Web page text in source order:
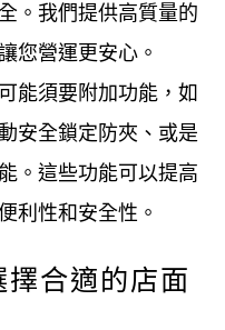
。我們提供高質量的
您營運更安心。
能須要附加功能，如
安全鎖定防夾、或是
。這些功能可以提高
利性和安全性。
合適的店面